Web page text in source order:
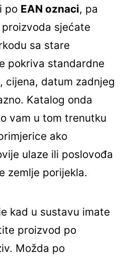
i po EAN oznaci, pa
sjećate
sa stare
pokriva standardne
cijena, datum zadnjeg
Katalog onda
vam u tom trenutku
ako
ulaze ili poslovođa
zemlje porijekla.
kad u sustavu imate
proizvod po
Možda po